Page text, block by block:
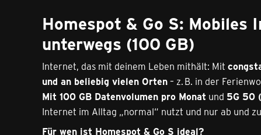
Homespot & Go S: Mobiles
unterwegs (100 GB)
Internet, das mit deinem Leben mithält: Mit
und an beliebig vielen Orten– z. B. in der
Mit 100 GB Datenvolumen pro Monat und 5G 50
Internet im Alltag „normal“ nutzt und nur ab und
Für wen ist Homespot & Go S ideal?